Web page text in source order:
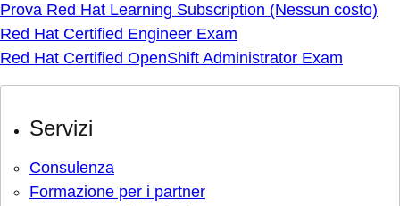
Prova Red Hat Learning Subscription (Nessun costo)
Red Hat Certified Engineer Exam
Red Hat Certified OpenShift Administrator Exam
Servizi
Consulenza
Formazione per i partner